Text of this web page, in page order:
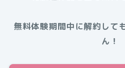
無料体験期間中に解約して
ん！